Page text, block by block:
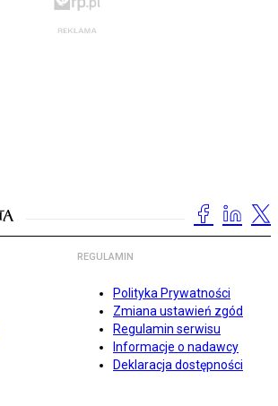
REGULAMIN
Polityka Prywatności
Zmiana ustawień zgód
Regulamin serwisu
Informacje o nadawcy
Deklaracja dostępności